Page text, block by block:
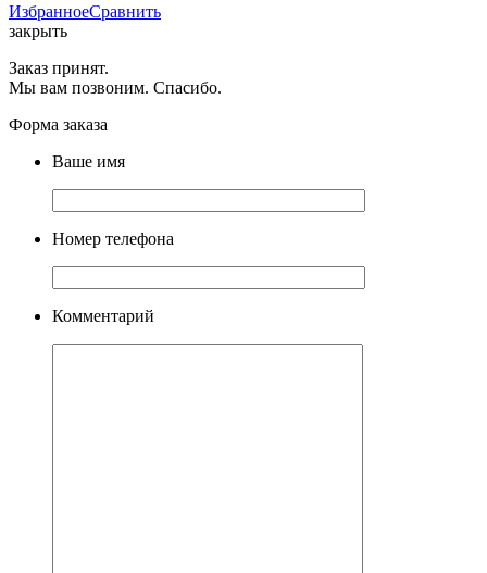
ИзбранноеСравнить
закрыть
Заказ принят.
Мы вам позвоним. Спасибо.
Форма заказа
Ваше имя
Номер телефона
Комментарий